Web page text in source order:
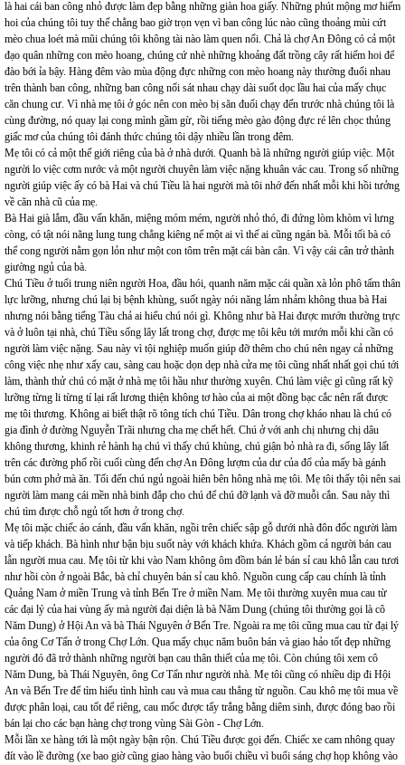
là hai cái ban công nhỏ được làm đẹp bằng những giàn hoa giấy. Những phút mộng mơ hiếm
hoi của chúng tôi tuy thế chẳng bao giờ trọn vẹn vì ban công lúc nào cũng thoảng mùi cứt
mèo chua loét mà mũi chúng tôi không tài nào làm quen nổi. Chả là chợ An Đông có cả một
đạo quân những con mèo hoang, chúng cứ nhè những khoảng đất trồng cây rất hiếm hoi để
đào bới ỉa bậy. Hàng đêm vào mùa động đực những con mèo hoang này thường đuổi nhau
trên thành ban công, những ban công nối sát nhau chạy dài suốt dọc lầu hai của mấy chục
căn chung cư. Vì nhà mẹ tôi ở góc nên con mèo bị săn đuổi chạy đến trước nhà chúng tôi là
cùng đường, nó quay lại cong mình gầm gừ, rồi tiếng mèo gào động đực ré lên chọc thủng
giấc mơ của chúng tôi đánh thức chúng tôi dậy nhiều lần trong đêm.
Mẹ tôi có cả một thế giới riêng của bà ở nhà dưới. Quanh bà là những người giúp việc. Một
người lo việc cơm nước và một người chuyên làm việc nặng khuân vác cau. Trong số những
người giúp việc ấy có bà Hai và chú Tiều là hai người mà tôi nhớ đến nhất mỗi khi hồi tưởng
về căn nhà cũ của mẹ.
Bà Hai già lắm, đầu vấn khăn, miệng móm mém, người nhỏ thó, đi đứng lòm khòm vì lưng
còng, có tật nói năng lung tung chẳng kiêng nể một ai vì thế ai cũng ngán bà. Mỗi tối bà có
thể cong người nằm gọn lỏn như một con tôm trên mặt cái bàn cân. Vì vậy cái cân trở thành
giường ngủ của bà.
Chú Tiều ở tuổi trung niên người Hoa, đầu hói, quanh năm mặc cái quần xà lỏn phô tấm thân
lực lưỡng, nhưng chú lại bị bệnh khùng, suốt ngày nói năng lảm nhảm không thua bà Hai
nhưng nói bằng tiếng Tàu chả ai hiểu chú nói gì. Không như bà Hai được mướn thường trực
và ở luôn tại nhà, chú Tiều sống lây lất trong chợ, được mẹ tôi kêu tới mướn mỗi khi cần có
người làm việc nặng. Sau này vì tội nghiệp muốn giúp đỡ thêm cho chú nên ngay cả những
công việc nhẹ như xấy cau, sàng cau hoặc dọn dẹp nhà cửa mẹ tôi cũng nhất nhất gọi chú tới
làm, thành thử chú có mặt ở nhà mẹ tôi hầu như thường xuyên. Chú làm việc gì cũng rất kỹ
lưỡng từng li từng tí lại rất lương thiện không tơ hào của ai một đồng bạc cắc nên rất được
mẹ tôi thương. Không ai biết thật rõ tông tích chú Tiều. Dân trong chợ kháo nhau là chú có
gia đình ở đường Nguyễn Trãi nhưng cha mẹ chết hết. Chú ở với anh chị nhưng chị dâu
không thương, khinh rẻ hành hạ chú vì thấy chú khùng, chú giận bỏ nhà ra đi, sống lây lất
trên các đường phố rồi cuối cùng đến chợ An Đông lượm của dư của đổ của mấy bà gánh
bún cơm phở mà ăn. Tối đến chú ngủ ngoài hiên bên hông nhà mẹ tôi. Mẹ tôi thấy tội nên sai
người làm mang cái mền nhà binh đắp cho chú để chú đỡ lạnh và đỡ muỗi cắn. Sau này thì
chú tìm được chỗ ngủ tốt hơn ở trong chợ.
Mẹ tôi mặc chiếc áo cánh, đầu vấn khăn, ngồi trên chiếc sập gỗ dưới nhà đôn đốc người làm
và tiếp khách. Bà hình như bận bịu suốt này với khách khứa. Khách gồm cả người bán cau
lẫn người mua cau. Mẹ tôi từ khi vào Nam không ôm đồm bán lẻ bán sỉ cau khô lẫn cau tươi
như hồi còn ở ngoài Bắc, bà chỉ chuyên bán sỉ cau khô. Nguồn cung cấp cau chính là tỉnh
Quảng Nam ở miền Trung và tỉnh Bến Tre ở miền Nam. Mẹ tôi thường xuyên mua cau từ
các đại lý của hai vùng ấy mà người đại diện là bà Năm Dung (chúng tôi thường gọi là cô
Năm Dung) ở Hội An và bà Thái Nguyên ở Bến Tre. Ngoài ra mẹ tôi cũng mua cau từ đại lý
của ông Cơ Tấn ở trong Chợ Lớn. Qua mấy chục năm buôn bán và giao hảo tốt đẹp những
người đó đã trở thành những người bạn cau thân thiết của mẹ tôi. Còn chúng tôi xem cô
Năm Dung, bà Thái Nguyên, ông Cơ Tấn như người nhà. Mẹ tôi cũng có nhiều dịp đi Hội
An và Bến Tre để tìm hiểu tình hình cau và mua cau thẳng từ nguồn. Cau khô mẹ tôi mua về
được phân loại, cau tốt để riêng, cau mốc được tẩy trắng bằng diêm sinh, được đóng bao rồi
bán lại cho các bạn hàng chợ trong vùng Sài Gòn - Chợ Lớn.
Mỗi lần xe hàng tới là một ngày bận rộn. Chú Tiều được gọi đến. Chiếc xe cam nhông quay
đít vào lề đường (xe bao giờ cũng giao hàng vào buổi chiều vì buổi sáng chợ họp không vào